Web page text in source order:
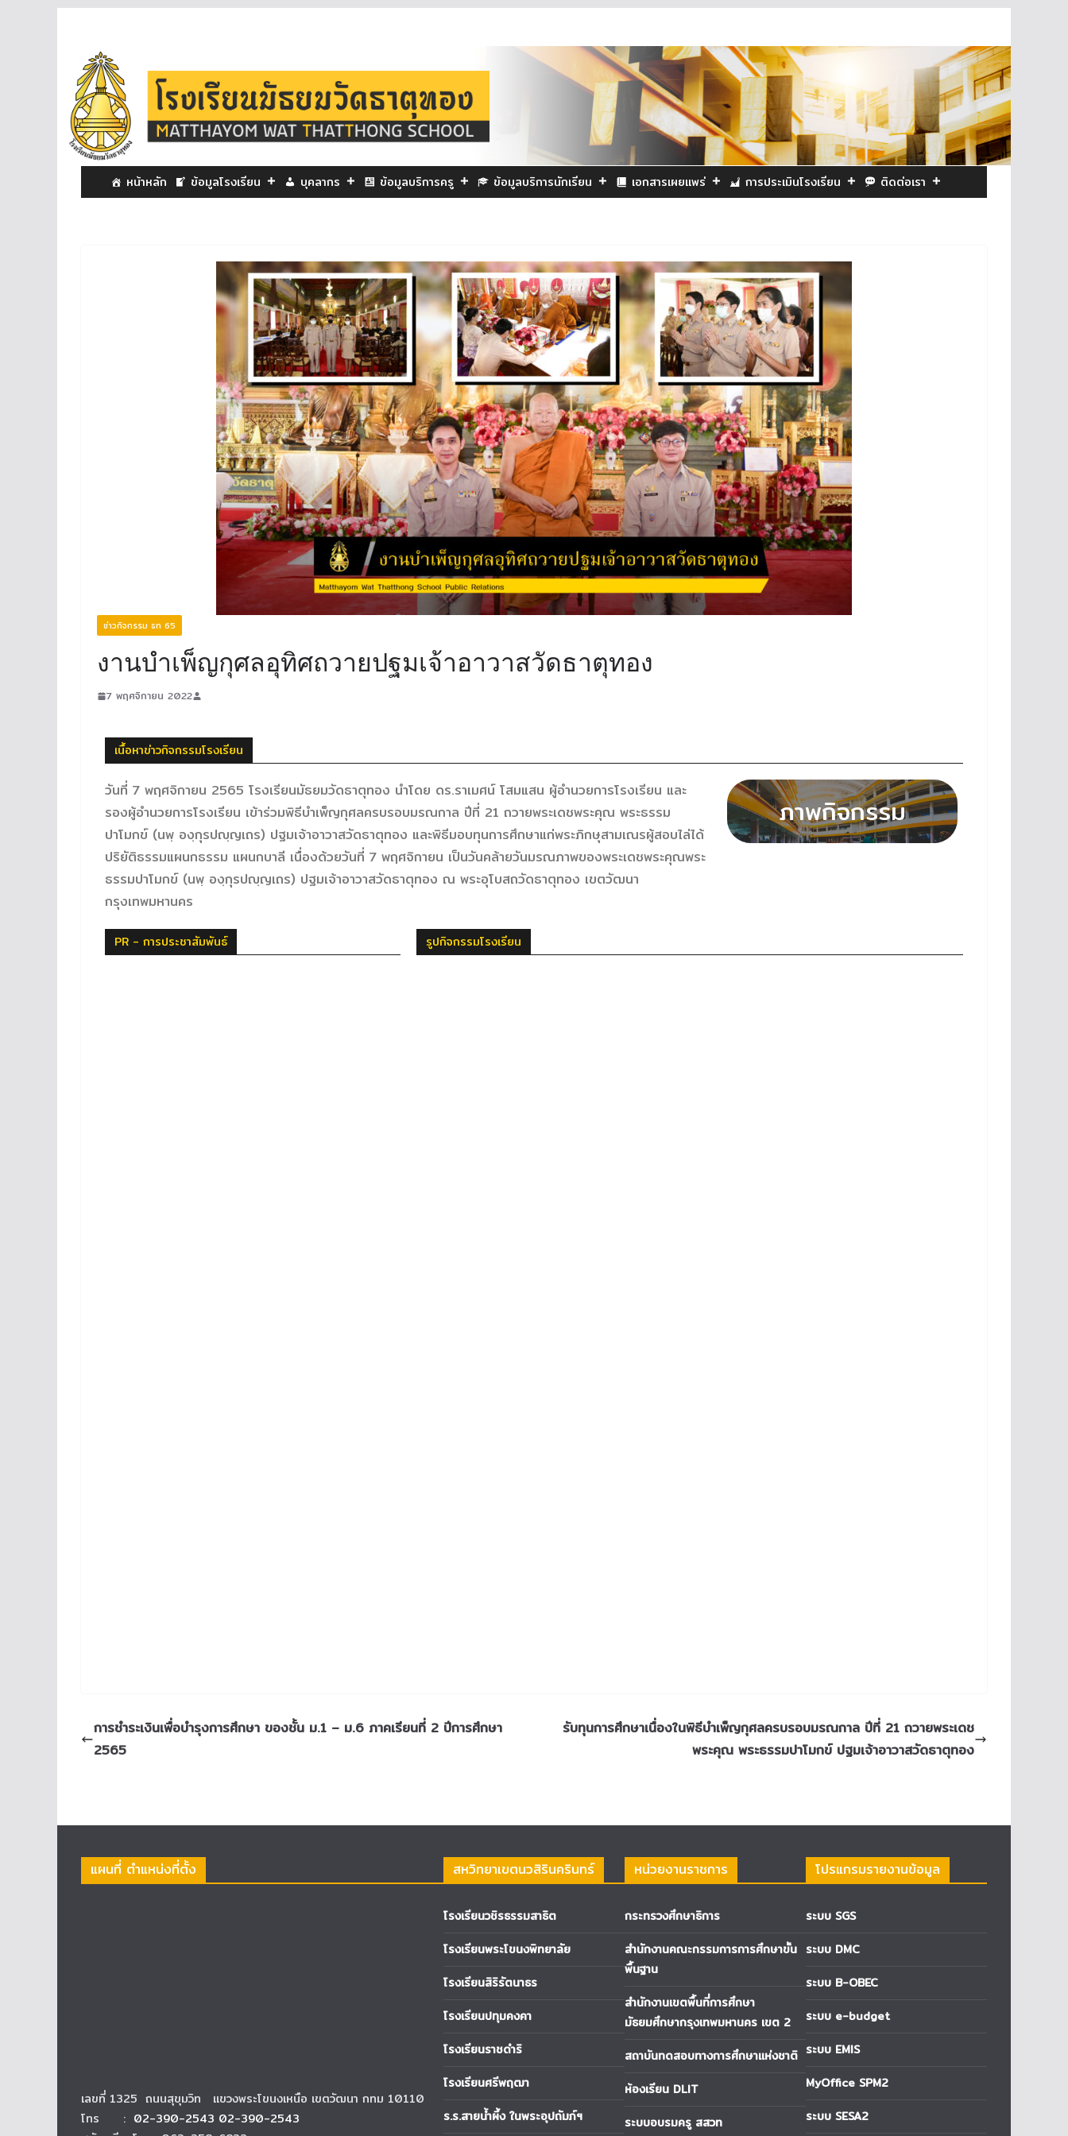
หน้าหลัก ข้อมูลโรงเรียน บุคลากร ข้อมูลบริการครู ข้อมูลบริการนักเรียน เอกสารเผยแพร่ การประเมินโรงเรียน ติดต่อเรา
ข่าวกิจกรรม ธท 65
งานบำเพ็ญกุศลอุทิศถวายปฐมเจ้าอาวาสวัดธาตุทอง
7 พฤศจิกายน 2022
เนื้อหาข่าวกิจกรรมโรงเรียน
วันที่ 7 พฤศจิกายน 2565 โรงเรียนมัธยมวัดธาตุทอง นำโดย ดร.ราเมศน์ โสมแสน ผู้อำนวยการโรงเรียน และ
รองผู้อำนวยการโรงเรียน เข้าร่วมพิธีบำเพ็ญกุศลครบรอบมรณกาล ปีที่ 21 ถวายพระเดชพระคุณ พระธรรม
ปาโมกข์ (นพฺ องฺกุรปญฺญเถร) ปฐมเจ้าอาวาสวัดธาตุทอง และพิธีมอบทุนการศึกษาแก่พระภิกษุสามเณรผู้สอบไล่ได้
ปริยัติธรรมแผนกธรรม แผนกบาลี เนื่องด้วยวันที่ 7 พฤศจิกายน เป็นวันคล้ายวันมรณภาพของพระเดชพระคุณพระ
ธรรมปาโมกข์ (นพฺ องฺกุรปญฺญเถร) ปฐมเจ้าอาวาสวัดธาตุทอง ณ พระอุโบสถวัดธาตุทอง เขตวัฒนา
กรุงเทพมหานคร
PR - การประชาสัมพันธ์ รูปกิจกรรมโรงเรียน
การชำระเงินเพื่อบำรุงการศึกษา ของชั้น ม.1 – ม.6 ภาคเรียนที่ 2 ปีการศึกษา
2565
รับทุนการศึกษาเนื่องในพิธีบำเพ็ญกุศลครบรอบมรณกาล ปีที่ 21 ถวายพระเดช
พระคุณ พระธรรมปาโมกข์ ปฐมเจ้าอาวาสวัดธาตุทอง
แผนที่ ตำแหน่งที่ตั้ง
เลขที่ 1325 ถนนสุขุมวิท แขวงพระโขนงเหนือ เขตวัฒนา กทม 10110
โทร : 02-390-2543 02-390-2543
สหวิทยาเขตนวสิรินครินทร์
โรงเรียนวชิรธรรมสาธิต
โรงเรียนพระโขนงพิทยาลัย
โรงเรียนสิริรัตนาธร
โรงเรียนปทุมคงคา
โรงเรียนราชดำริ
โรงเรียนศรีพฤฒา
ร.ร.สายน้ำผึ้ง ในพระอุปถัมภ์ฯ
หน่วยงานราชการ
กระทรวงศึกษาธิการ
สำนักงานคณะกรรมการการศึกษาขั้น
พื้นฐาน
สำนักงานเขตพื้นที่การศึกษา
มัธยมศึกษากรุงเทพมหานคร เขต 2
สถาบันทดสอบทางการศึกษาแห่งชาติ
ห้องเรียน DLIT
ระบบอบรมครู สสวท
โปรแกรมรายงานข้อมูล
ระบบ SGS
ระบบ DMC
ระบบ B-OBEC
ระบบ e-budget
ระบบ EMIS
MyOffice SPM2
ระบบ SESA2